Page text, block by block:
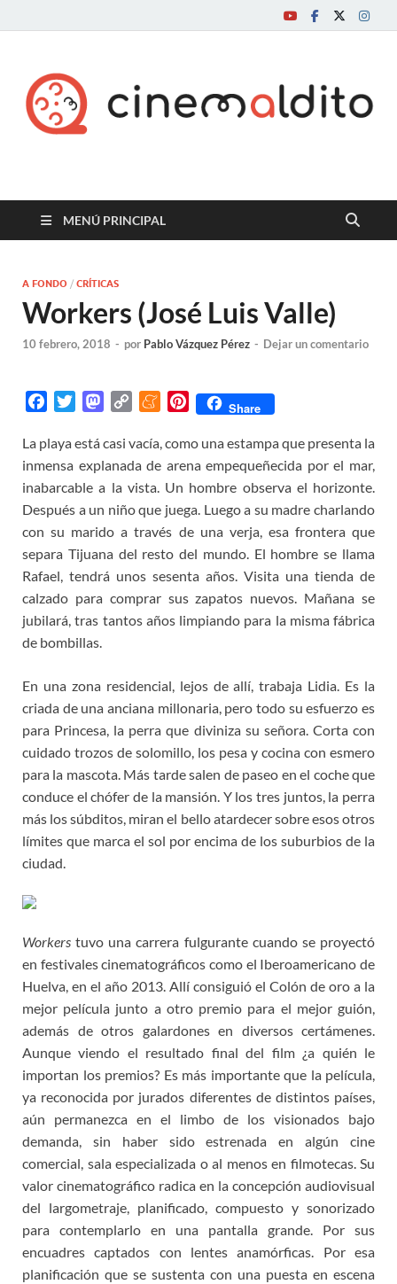
Cine maldito
MENÚ PRINCIPAL
A FONDO / CRÍTICAS
Workers (José Luis Valle)
10 febrero, 2018 - por Pablo Vázquez Pérez - Dejar un comentario
c
e
b
o
o
k
i
t
t
e
r
M
s
t
o
d
o
n
p
y
L
i
n
k
M
n
e
a
m
e
P
n
t
e
r
e
s
t
Share
La playa está casi vacía, como una estampa que presenta la
inmensa explanada de arena empequeñecida por el mar,
inabarcable a la vista. Un hombre observa el horizonte.
Después a un niño que juega. Luego a su madre charlando
con su marido a través de una verja, esa frontera que
separa Tijuana del resto del mundo. El hombre se llama
Rafael, tendrá unos sesenta años. Visita una tienda de
calzado para comprar sus zapatos nuevos. Mañana se
jubilará, tras tantos años limpiando para la misma fábrica
de bombillas.
En una zona residencial, lejos de allí, trabaja Lidia. Es la
criada de una anciana millonaria, pero todo su esfuerzo es
para Princesa, la perra que diviniza su señora. Corta con
cuidado trozos de solomillo, los pesa y cocina con esmero
para la mascota. Más tarde salen de paseo en el coche que
conduce el chófer de la mansión. Y los tres juntos, la perra
más los súbditos, miran el bello atardecer sobre esos otros
límites que marca el sol por encima de los suburbios de la
ciudad.
Workers tuvo una carrera fulgurante cuando se proyectó
en festivales cinematográficos como el Iberoamericano de
Huelva, en el año 2013. Allí consiguió el Colón de oro a la
mejor película junto a otro premio para el mejor guión,
además de otros galardones en diversos certámenes.
Aunque viendo el resultado final del film ¿a quién le
importan los premios? Es más importante que la película,
ya reconocida por jurados diferentes de distintos países,
aún permanezca en el limbo de los visionados bajo
demanda, sin haber sido estrenada en algún cine
comercial, sala especializada o al menos en filmotecas. Su
valor cinematográfico radica en la concepción audiovisual
del largometraje, planificado, compuesto y sonorizado
para contemplarlo en una pantalla grande. Por sus
encuadres captados con lentes anamórficas. Por esa
planificación que se sustenta con una puesta en escena